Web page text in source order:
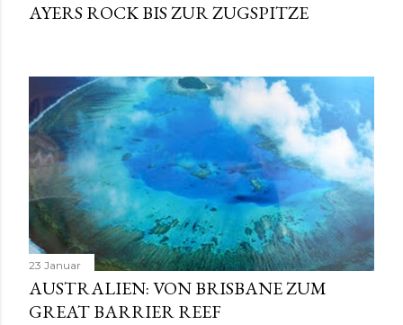
AYERS ROCK BIS ZUR ZUGSPITZE
23 Januar
AUSTRALIEN: VON BRISBANE ZUM
GREAT BARRIER REEF